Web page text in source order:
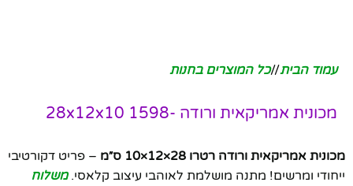
עמוד הבית/ כל המוצרים בחנות
מכונית אמריקאית ורודה -28x12x10 1598
מכונית אמריקאית ורודה רטרו 28×12×10 ס״מ
– פריט דקורטיבי
ייחודי ומרשים! מתנה מושלמת לאוהבי עיצוב קלאסי.משלוח